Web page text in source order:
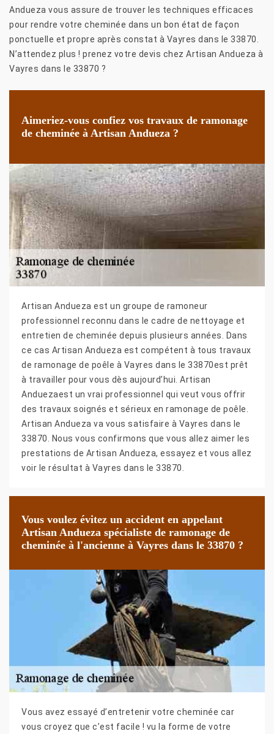
Andueza vous assure de trouver les techniques efficaces
pour rendre votre cheminée dans un bon état de façon
ponctuelle et propre après constat à Vayres dans le 33870.
N’attendez plus ! prenez votre devis chez Artisan Andueza à
Vayres dans le 33870 ?
Aimeriez-vous confiez vos travaux de ramonage
de cheminée à Artisan Andueza ?
Artisan Andueza est un groupe de ramoneur
professionnel reconnu dans le cadre de nettoyage et
entretien de cheminée depuis plusieurs années. Dans
ce cas Artisan Andueza est compétent à tous travaux
de ramonage de poêle à Vayres dans le 33870est prêt
à travailler pour vous dès aujourd’hui. Artisan
Anduezaest un vrai professionnel qui veut vous offrir
des travaux soignés et sérieux en ramonage de poêle.
Artisan Andueza va vous satisfaire à Vayres dans le
33870. Nous vous confirmons que vous allez aimer les
prestations de Artisan Andueza, essayez et vous allez
voir le résultat à Vayres dans le 33870.
Vous voulez évitez un accident en appelant
Artisan Andueza spécialiste de ramonage de
cheminée à l'ancienne à Vayres dans le 33870 ?
Vous avez essayé d’entretenir votre cheminée car
vous croyez que c’est facile ! vu la forme de votre